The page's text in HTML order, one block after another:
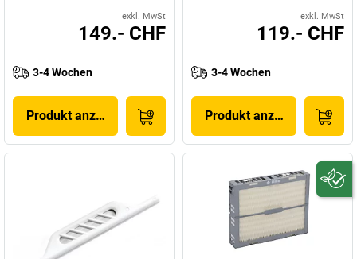
exkl. MwSt
149.- CHF
3-4 Wochen
Produkt anzeigen
exkl. MwSt
119.- CHF
3-4 Wochen
Produkt anzeigen